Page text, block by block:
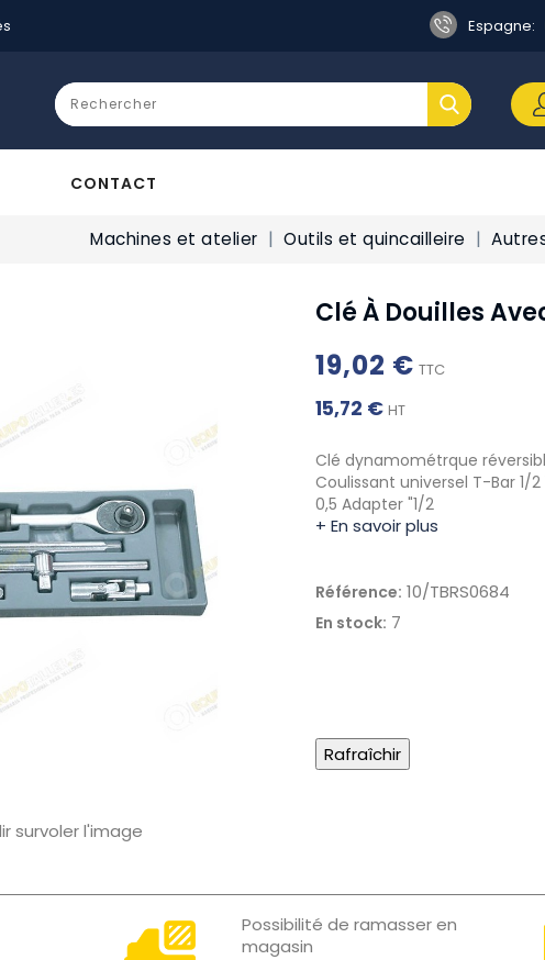
Espagne:
CONTACT
Machines et atelier Outils et quincailleire
survoler l'image
Clé À Douilles
19,02 € TTC
15,72 € HT
Clé dynamométrque
Coulissant universel T-Bar 1/2
0,5 Adapter "1/2
+ En savoir plus
Référence: 10/TBRS0684
En stock: 7
Possibilité de ramasser en
magasin